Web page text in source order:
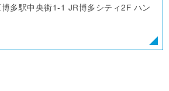
多駅中央街1-1 JR博多シティ2F ハン